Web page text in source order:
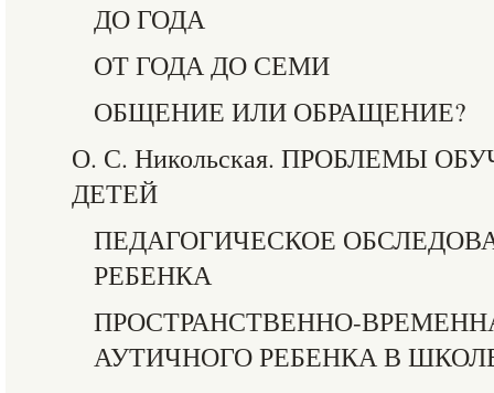
ДО ГОДА
ОТ ГОДА ДО СЕМИ
ОБЩЕНИЕ ИЛИ ОБРАЩЕНИЕ?
О. С. Никольская. ПРОБЛЕМЫ
ДЕТЕЙ
ПЕДАГОГИЧЕСКОЕ
РЕБЕНКА
ПРОСТРАНСТВЕННО-
АУТИЧНОГО РЕБЕНКА В